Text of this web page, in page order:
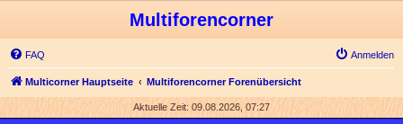
Multiforencorner
FAQ Anmelden
Multicorner Hauptseite Multiforencorner Forenübersicht
Aktuelle Zeit: 09.08.2026, 07:27